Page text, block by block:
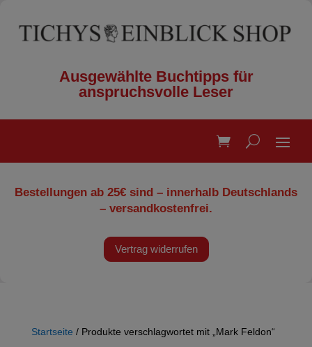
Ausgewählte Buchtipps für
anspruchsvolle Leser
Bestellungen ab 25€ sind – innerhalb Deutschlands
– versandkostenfrei.
Vertrag widerrufen
Startseite / Produkte verschlagwortet mit „Mark Feldon“